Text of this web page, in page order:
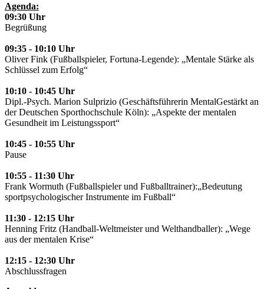
Agenda:
09:30 Uhr
Begrüßung
09:35 - 10:10 Uhr
Oliver Fink (Fußballspieler, Fortuna-Legende): „Mentale Stärke als
Schlüssel zum Erfolg“
10:10 - 10:45 Uhr
Dipl.-Psych. Marion Sulprizio (Geschäftsführerin MentalGestärkt an
der Deutschen Sporthochschule Köln): „Aspekte der mentalen
Gesundheit im Leistungssport“
10:45 - 10:55 Uhr
Pause
10:55 - 11:30 Uhr
Frank Wormuth (Fußballspieler und Fußballtrainer):„Bedeutung
sportpsychologischer Instrumente im Fußball“
11:30 - 12:15 Uhr
Henning Fritz (Handball-Weltmeister und Welthandballer): „Wege
aus der mentalen Krise“
12:15 - 12:30 Uhr
Abschlussfragen